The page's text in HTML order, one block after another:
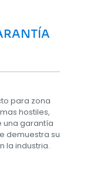
para zona
hostiles,
una garantía
demuestra su
la industria.